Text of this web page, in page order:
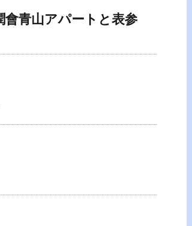
會青山アパートと表参